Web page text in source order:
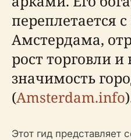
переплетается
Амстердама,
рост торговли
значимость
(Amsterdam.info
Этот гид представляет